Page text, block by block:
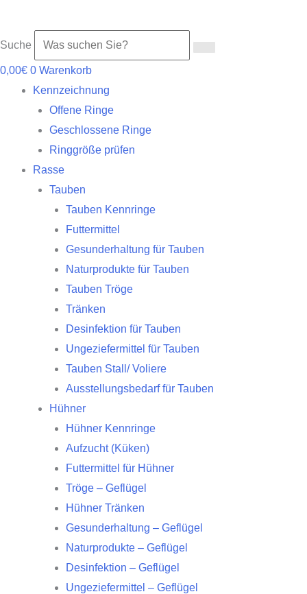
Suche
0,00€ 0 Warenkorb
Kennzeichnung
Offene Ringe
Geschlossene Ringe
Ringgröße prüfen
Rasse
Tauben
Tauben Kennringe
Futtermittel
Gesunderhaltung für Tauben
Naturprodukte für Tauben
Tauben Tröge
Tränken
Desinfektion für Tauben
Ungeziefermittel für Tauben
Tauben Stall/ Voliere
Ausstellungsbedarf für Tauben
Hühner
Hühner Kennringe
Aufzucht (Küken)
Futtermittel für Hühner
Tröge – Geflügel
Hühner Tränken
Gesunderhaltung – Geflügel
Naturprodukte – Geflügel
Desinfektion – Geflügel
Ungeziefermittel – Geflügel